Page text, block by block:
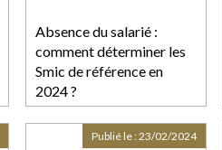
Absence du salarié :
comment déterminer les
Smic de référence en
2024 ?
Publié le :23/02/2024